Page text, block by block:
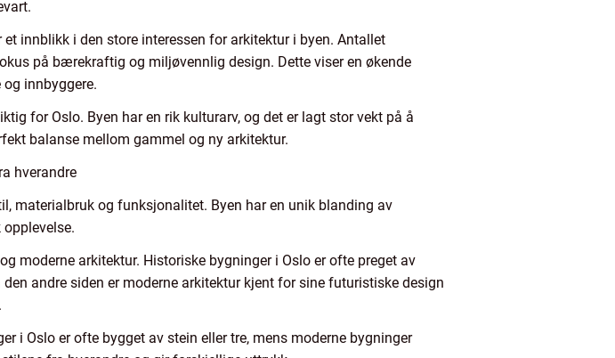
innblikk i den store interessen for arkitektur i byen. Antallet
på bærekraftig og miljøvennlig design. Dette viser en økende
innbyggere.
for Oslo. Byen har en rik kulturarv, og det er lagt stor vekt på å
balanse mellom gammel og ny arkitektur.
hverandre
materialbruk og funksjonalitet. Byen har en unik blanding av
moderne arkitektur. Historiske bygninger i Oslo er ofte preget av
andre siden er moderne arkitektur kjent for sine futuristiske design
i Oslo er ofte bygget av stein eller tre, mens moderne bygninger